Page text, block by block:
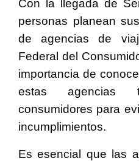
Con la llegada de
personas planean
de agencias de
Federal del
importancia de
estas agencias
consumidores para
incumplimientos.
Es esencial que las